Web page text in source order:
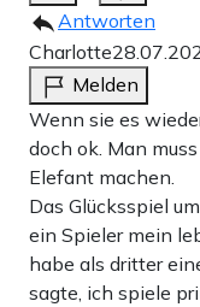
Antworten
Charlotte
Melden
Wenn sie es
doch ok. Man
Elefant machen.
Das Glücksspiel
ein Spieler mein
habe als dritter
sagte, ich spiele